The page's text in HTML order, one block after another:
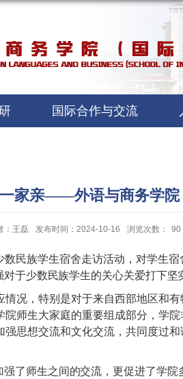
国际合作与交流
家亲——外语与商务学院
：王磊 发布时间：2024-10-16 浏览次数： 90
民族学生宿舍走访活动，对学生
于少数民族学生的关心关爱打下坚
况，特别是对于来自西部地区和
师生大家庭的重要组成部分，学
思想交流和文化交流，共同度过
了师生之间的交流，更促进了学